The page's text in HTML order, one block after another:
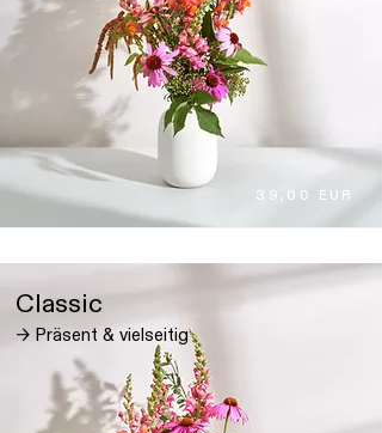
39,00 EUR
→ Präsent & vielseitig
Classic